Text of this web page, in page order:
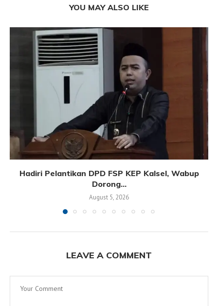
YOU MAY ALSO LIKE
Hadiri Pelantikan DPD FSP KEP Kalsel, Wabup
Dorong...
August 5, 2026
LEAVE A COMMENT